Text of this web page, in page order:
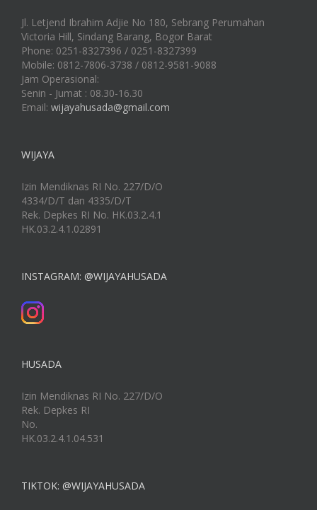
Jl. Letjend Ibrahim Adjie No 180, Sebrang Perumahan
Victoria Hill, Sindang Barang, Bogor Barat
Phone: 0251-8327396 / 0251-8327399
Mobile: 0812-7806-3738 / 0812-9581-9088
Jam Operasional:
Senin - Jumat : 08.30-16.30
Email: wijayahusada@gmail.com
WIJAYA
Izin Mendiknas RI No. 227/D/O
4334/D/T dan 4335/D/T
Rek. Depkes RI No. HK.03.2.4.1
HK.03.2.4.1.02891
INSTAGRAM: @WIJAYAHUSADA
HUSADA
Izin Mendiknas RI No. 227/D/O
Rek. Depkes RI
No.
HK.03.2.4.1.04.531
TIKTOK: @WIJAYAHUSADA